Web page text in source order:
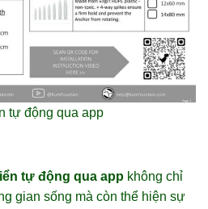
tự động qua app
tự động qua app không chỉ
gian sống mà còn thể hiện sự